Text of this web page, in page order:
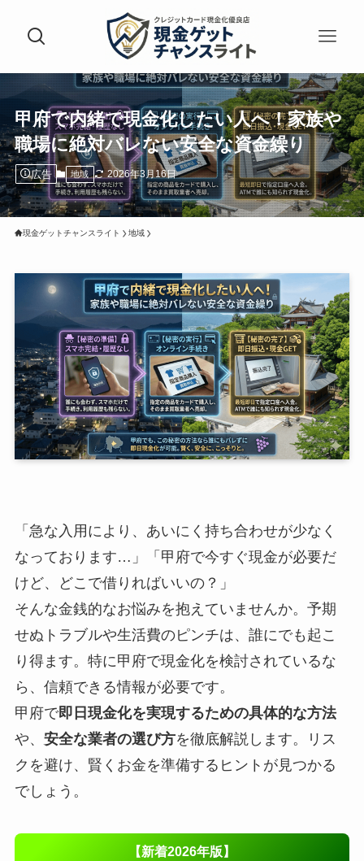
甲府で内緒で現金化したい人へ！家族や
職場に絶対バレない安全な資金繰り
広告 地域 2026年3月16日
現金ゲットチャンスライト 地域
「急な入用により、あいにく持ち合わせが少なく
なっております…」「甲府で今すぐ現金が必要だ
けど、どこで借りればいいの？」
そんな金銭的なお悩みを抱えていませんか。予期
せぬトラブルや生活費のピンチは、誰にでも起こ
り得ます。特に甲府で現金化を検討されているな
ら、信頼できる情報が必要です。
甲府で即日現金化を実現するための具体的な方法
や、 安全な業者の選び方を徹底解説します。リス
クを避け、賢くお金を準備するヒントが見つかる
でしょう。
【新着2026年版】